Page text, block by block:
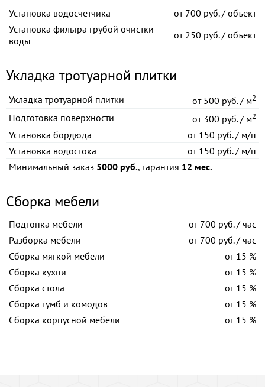
Установка водосчетчика от700 руб. / объект
Установка фильтра грубой очистки
воды
от250 руб. / объект
Укладка тротуарной плитки
Укладка тротуарной плитки от500 руб. / м2
Подготовка поверхности от300 руб. / м2
Установка бордюда от150 руб. / м/п
Установка водостока
от150 руб. / м/п
Минимальный заказ 5000 руб., гарантия 12 мес.
Сборка мебели
Подгонка мебели от700 руб. / час
Разборка мебели
от700 руб. / час
Сборка мягкой мебели
от15 %
Сборка кухни
от15 %
Сборка стола
от15 %
Сборка тумб и комодов
от15 %
Сборка корпусной мебели
от15 %